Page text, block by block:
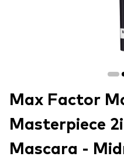
Max Factor
Masterpiece
Mascara -